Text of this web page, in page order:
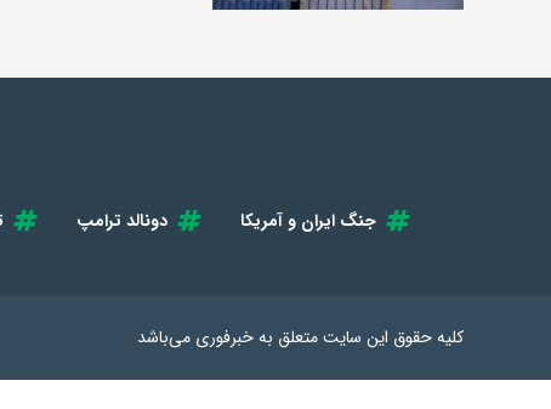
جنگ ایران و آمریکا
دونالد ترامپ
کلیه حقوق این سایت متعلق بهخبرفوری می‌باشد